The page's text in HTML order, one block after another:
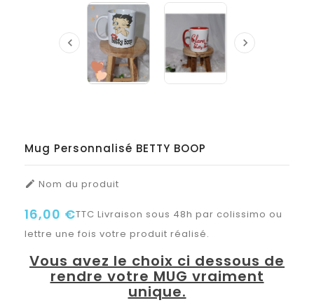
 
Mug Personnalisé BETTY BOOP
 Nom du produit
16,00 €TTC Livraison sous 48h par colissimo ou
lettre une fois votre produit réalisé.
Vous avez le choix ci dessous de
rendre votre MUG vraiment
unique.